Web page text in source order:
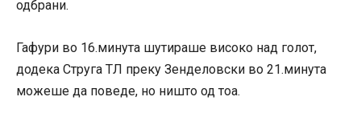
одбрани.
Гафури во 16.минута шутираше високо над голот,
додека Струга ТЛ преку Зенделовски во 21.минута
можеше да поведе, но ништо од тоа.